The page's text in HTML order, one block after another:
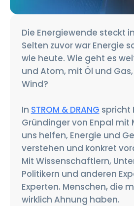
Die Energiewende steckt
Selten zuvor war Energie
wie heute. Wie geht es
und Atom, mit Öl und
Wind?
In STROM & DRANG spricht
Gründinger von Enpal mit
uns helfen, Energie und
verstehen und konkret
Mit Wissenschaftlern,
Politikern und anderen
Experten. Menschen, die
wirklich Ahnung haben.